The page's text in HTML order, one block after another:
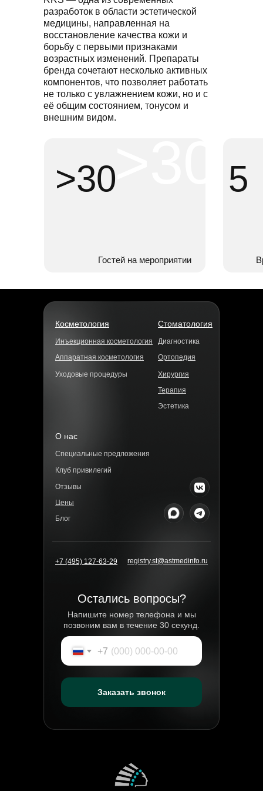
разработок в области эстетической
медицины, направленная на
восстановление качества кожи и
борьбу с первыми признаками
возрастных изменений. Препараты
бренда сочетают несколько активных
компонентов, что позволяет работать
не только с увлажнением кожи, но и с
её общим состоянием, тонусом и
внешним видом.
>30
>30 5
Гостей на мероприятии
Косметология
+7 (495) 127-63-29 registry.st@astmedinfo.ru
Инъекционная косметология
Аппаратная косметология
Уходовые процедуры
О нас
Остались вопросы?
Специальные предложения
Напишите номер телефона и мы
позвоним вам в течение 30 секунд.
Клуб привилегий
Блог
Цены
Отзывы
Стоматология
Диагностика
Ортопедия
Эстетика
Терапия
Хирургия
+7
Заказать звонок